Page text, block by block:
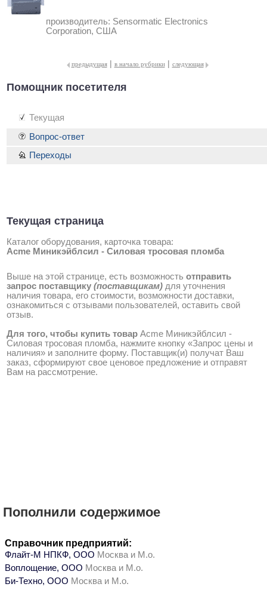
производитель: Sensormatic Electronics
Corporation, США
предыдущая | в начало рубрики | следующая
Помощник посетителя
Текущая
Текущая страница
Каталог оборудования, карточка товара:
Acme Миникэйблсил - Силовая тросовая пломба
Выше на этой странице, есть возможность отправить
запрос поставщику (поставщикам) для уточнения
наличия товара, его стоимости, возможности доставки,
ознакомиться с отзывами пользователей, оставить свой
отзыв.
Для того, чтобы купить товар Acme Миникэйблсил -
Силовая тросовая пломба, нажмите кнопку «Запрос цены и
наличия» и заполните форму. Поставщик(и) получат Ваш
заказ, сформируют свое ценовое предложение и отправят
Вам на рассмотрение.
Вопрос-ответ
Переходы
Пополнили содержимое
Справочник предприятий:
Флайт-М НПКФ, ООО Москва и М.о.
Воплощение, ООО Москва и М.о.
Би-Техно, ООО Москва и М.о.